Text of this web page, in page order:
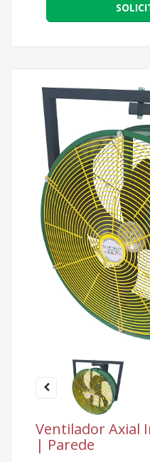
Ventilador Axial
| Parede